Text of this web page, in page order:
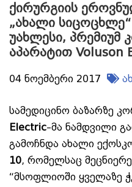
ქირურგიის
„ახალი
უახლესი, პრემიუმ
აპარატით Voluson
04 ნოემბერი 2017
სამედიცინო ბაზარზე
Electric–მა ნამდვილი
გამოჩნდა ახალი
10, რომელსაც
“მსოფლიოში ყველაზე